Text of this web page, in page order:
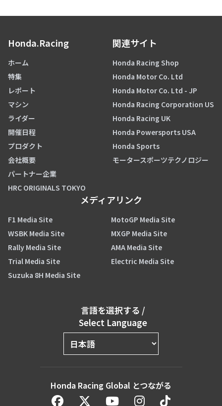
Honda.Racing
ホーム
特集
レポート
マシン
ライダー
開催日程
プロダクト
会社概要
パートナー企業
HRC ORIGINALS TOKYO
関連サイト
Honda Racing Shop
Honda Motor Co. Ltd
Honda Motor Co. Ltd - JP
Honda Racing Corporation US
Honda Racing UK
Honda Powersports USA
Honda Sports
モータースポーツテクノロジー
メディアリンク
F1 Media Site
MotoGP Media Site
WSBK Media Site
MXGP Media Site
Rally Media Site
AMA Media Site
Trial Media Site
Electric Media Site
Suzuka 8H Media Site
言語を選択する /
Select Language
Honda Racing Global とつながる